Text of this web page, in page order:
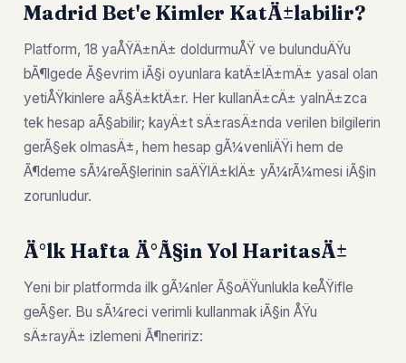
Madrid Bet'e Kimler KatÄ±labilir?
Platform, 18 yaÅŸÄ±nÄ± doldurmuÅŸ ve bulunduÄŸu
bÃ¶lgede Ã§evrim iÃ§i oyunlara katÄ±lÄ±mÄ± yasal olan
yetiÅŸkinlere aÃ§Ä±ktÄ±r. Her kullanÄ±cÄ± yalnÄ±zca
tek hesap aÃ§abilir; kayÄ±t sÄ±rasÄ±nda verilen bilgilerin
gerÃ§ek olmasÄ±, hem hesap gÃ¼venliÄŸi hem de
Ã¶deme sÃ¼reÃ§lerinin saÄŸlÄ±klÄ± yÃ¼rÃ¼mesi iÃ§in
zorunludur.
Ä°lk Hafta Ä°Ã§in Yol HaritasÄ±
Yeni bir platformda ilk gÃ¼nler Ã§oÄŸunlukla keÅŸifle
geÃ§er. Bu sÃ¼reci verimli kullanmak iÃ§in ÅŸu
sÄ±rayÄ± izlemeni Ã¶neririz: